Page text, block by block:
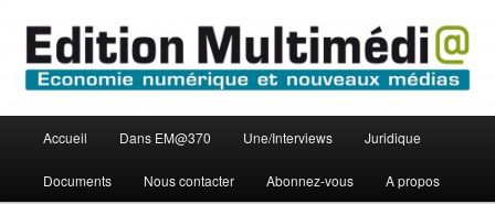
contenu
principal
contenu
secondaire
Edition Multimédi@
principal
Accueil Dans EM@370 Une/Interviews Juridique
Documents Nous contacter Abonnez-vous A propos